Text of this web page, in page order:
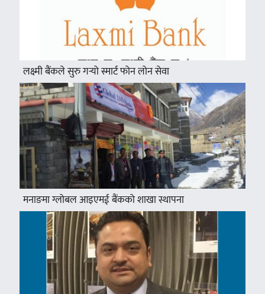
लक्ष्मी बैंकले सुरु गर्‍यो स्मार्ट फोन लोन सेवा
मनाङमा ग्लोबल आइएमई बैंकको शाखा स्थापना